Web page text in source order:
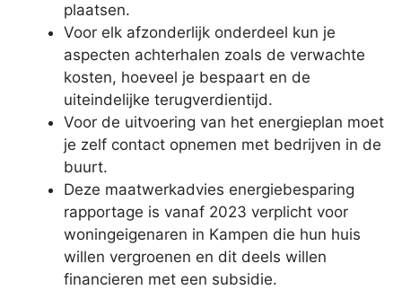
plaatsen.
Voor elk afzonderlijk onderdeel kun je
aspecten achterhalen zoals de verwachte
kosten, hoeveel je bespaart en de
uiteindelijke terugverdientijd.
Voor de uitvoering van het energieplan moet
je zelf contact opnemen met bedrijven in de
buurt.
Deze maatwerkadvies energiebesparing
rapportage is vanaf 2023 verplicht voor
woningeigenaren in Kampen die hun huis
willen vergroenen en dit deels willen
financieren met een subsidie.